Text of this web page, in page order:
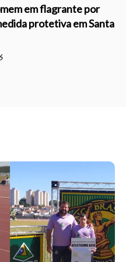
em flagrante por
protetiva em Santa